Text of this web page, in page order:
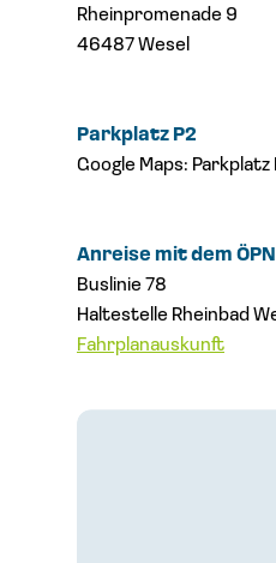
Rheinpromenade 9
46487 Wesel
Parkplatz P2
Google Maps: Parkplatz
Anreise mit dem
Buslinie 78
Haltestelle Rheinbad
Fahrplanauskunft